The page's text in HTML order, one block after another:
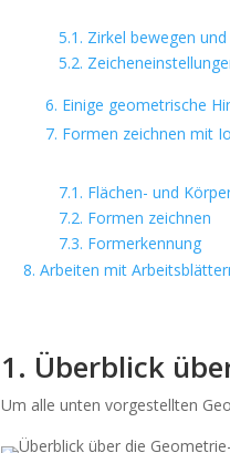
5.1. Zirkel bewegen und
5.2. Zeicheneinstellungen
6. Einige geometrische
7. Formen zeichnen mit
7.1. Flächen- und
7.2. Formen zeichnen
7.3. Formerkennung
8. Arbeiten mit
1. Überblick
Um alle unten vorgestellten